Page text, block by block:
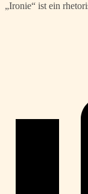
„Ironie“ ist ein